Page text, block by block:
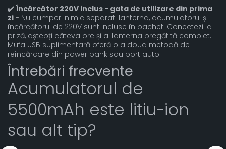
✔️ Încărcător 220V inclus - gata de utilizare din prima
zi - Nu cumperi nimic separat: lanterna, acumulatorul și
încărcătorul de 220V sunt incluse în pachet. Conectezi la
priză, aștepți câteva ore și ai lanterna pregătită complet.
Mufa USB suplimentară oferă o a doua metodă de
reîncărcare din power bank sau port auto.
Întrebări frecvente
Acumulatorul de
5500mAh este litiu-ion
sau alt tip?